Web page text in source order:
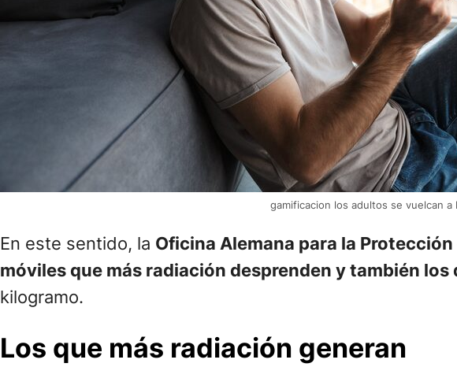
gamificacion los adultos se vuelcan
En este sentido, la Oficina Alemana para la
móviles que más radiación desprenden y también
kilogramo.
Los que más radiación generan